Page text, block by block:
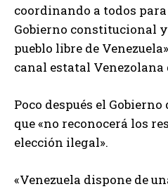
coordinando a todos
Gobierno constitucional
pueblo libre de
canal estatal Venezolana
Poco después el
que «no reconocerá los
elección ilegal».
«Venezuela dispone de